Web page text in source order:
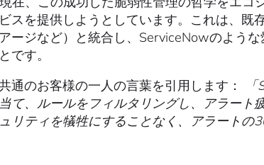
スを提供しようとしています。これは、
ージなど）と統合し、ServiceNowのよう
です。
通のお客様の一人の言葉を引用します：
て、ルールをフィルタリングし、アラー
リティを犠牲にすることなく、アラートの